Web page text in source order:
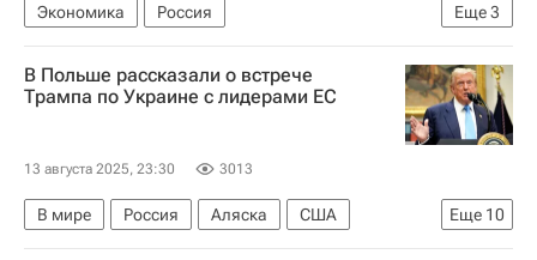
Еще3
Экономика
Россия
Федеральная служба государственной статистики (Росстат)
Министерство экономического развития РФ (Минэкономразвития России)
В Польше рассказали о встрече
Трампа по Украине с лидерами ЕС
13 августа 2025, 23:30 3013
Еще 10
В мире Россия Аляска
США
Дональд Трамп
Владимир Зеленский